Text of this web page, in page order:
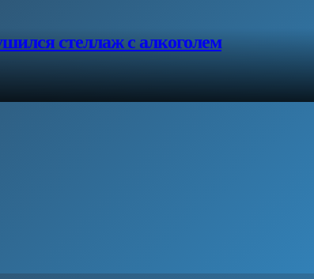
стеллаж с алкоголем